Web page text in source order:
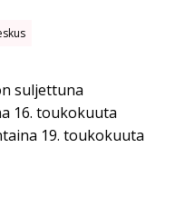
suljettuna
16. toukokuuta
19. toukokuuta